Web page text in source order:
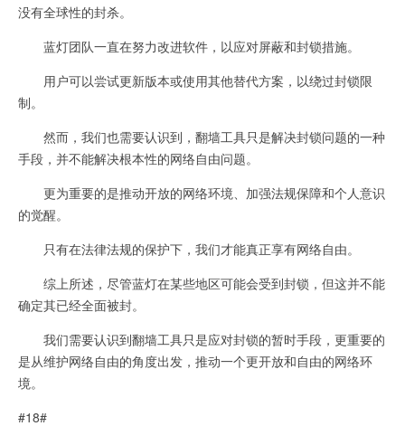
没有全球性的封杀。
蓝灯团队一直在努力改进软件，以应对屏蔽和封锁措施。
用户可以尝试更新版本或使用其他替代方案，以绕过封锁限
制。
然而，我们也需要认识到，翻墙工具只是解决封锁问题的一种
手段，并不能解决根本性的网络自由问题。
更为重要的是推动开放的网络环境、加强法规保障和个人意识
的觉醒。
只有在法律法规的保护下，我们才能真正享有网络自由。
综上所述，尽管蓝灯在某些地区可能会受到封锁，但这并不能
确定其已经全面被封。
我们需要认识到翻墙工具只是应对封锁的暂时手段，更重要的
是从维护网络自由的角度出发，推动一个更开放和自由的网络环
境。
#18#